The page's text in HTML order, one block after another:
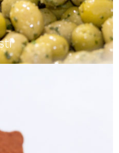
gepflückt,
– und absolut
Das